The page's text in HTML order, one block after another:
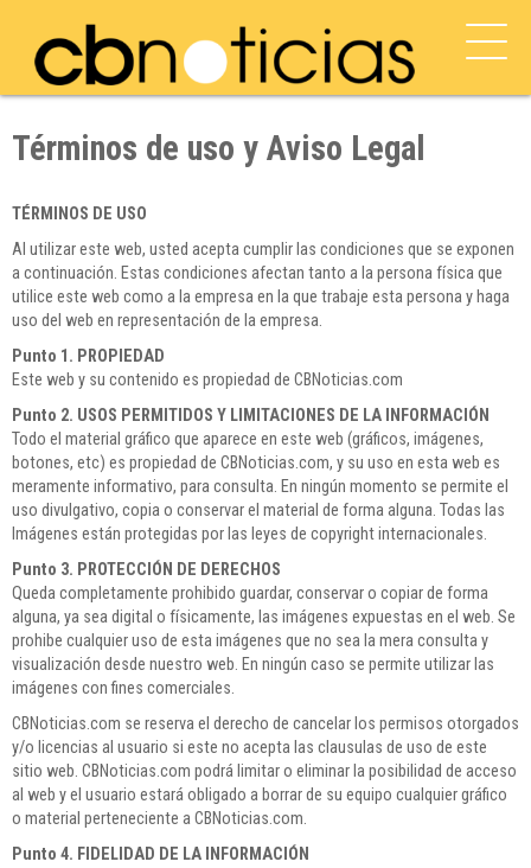
Términos de uso y Aviso Legal
TÉRMINOS DE USO
Al utilizar este web, usted acepta cumplir las condiciones que se exponen
a continuación. Estas condiciones afectan tanto a la persona física que
utilice este web como a la empresa en la que trabaje esta persona y haga
uso del web en representación de la empresa.
Punto 1. PROPIEDAD
Este web y su contenido es propiedad de CBNoticias.com
Punto 2. USOS PERMITIDOS Y LIMITACIONES DE LA INFORMACIÓN
Todo el material gráfico que aparece en este web (gráficos, imágenes,
botones, etc) es propiedad de CBNoticias.com, y su uso en esta web es
meramente informativo, para consulta. En ningún momento se permite el
uso divulgativo, copia o conservar el material de forma alguna. Todas las
Imágenes están protegidas por las leyes de copyright internacionales.
Punto 3. PROTECCIÓN DE DERECHOS
Queda completamente prohibido guardar, conservar o copiar de forma
alguna, ya sea digital o físicamente, las imágenes expuestas en el web. Se
prohibe cualquier uso de esta imágenes que no sea la mera consulta y
visualización desde nuestro web. En ningún caso se permite utilizar las
imágenes con fines comerciales.
CBNoticias.com se reserva el derecho de cancelar los permisos otorgados
y/o licencias al usuario si este no acepta las clausulas de uso de este
sitio web. CBNoticias.com podrá limitar o eliminar la posibilidad de acceso
al web y el usuario estará obligado a borrar de su equipo cualquier gráfico
o material perteneciente a CBNoticias.com.
Punto 4. FIDELIDAD DE LA INFORMACIÓN